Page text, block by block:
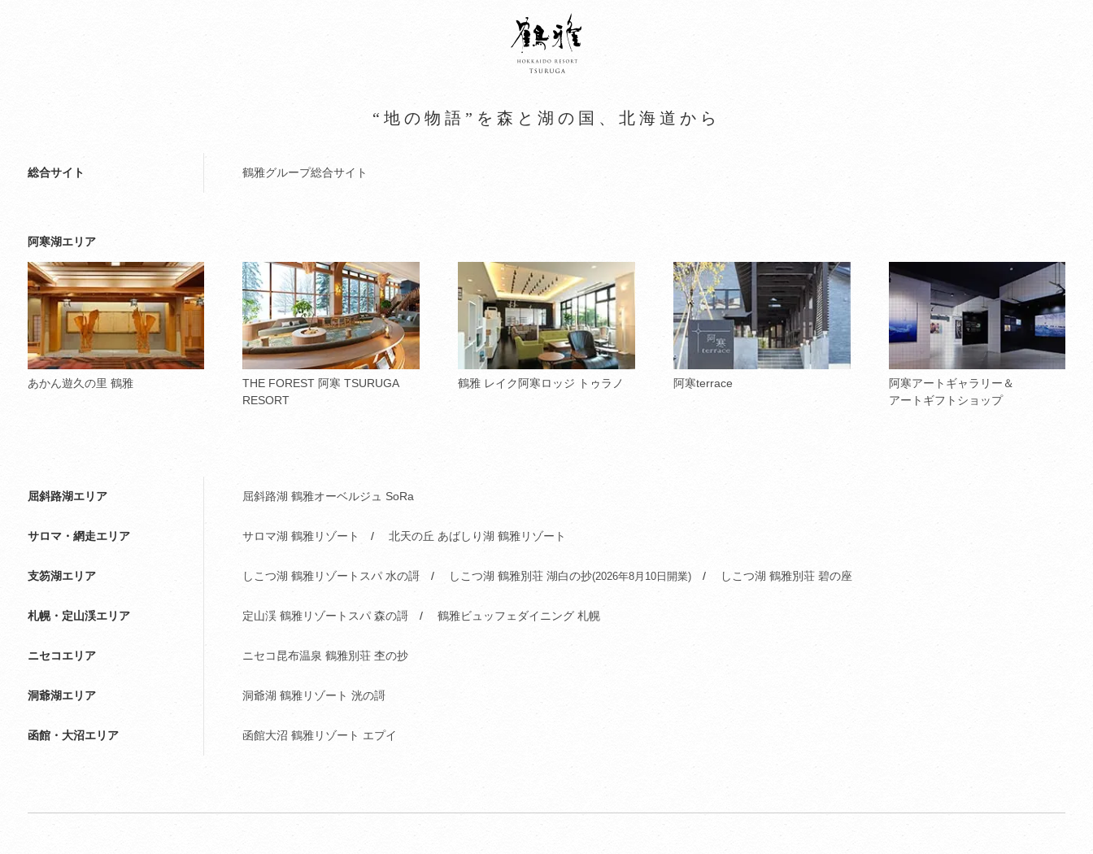
“地の物語”を森と湖の国、北海道から
総合サイト 鶴雅グループ総合サイト
阿寒湖エリア
あかん遊久の里 鶴雅
THE FOREST 阿寒 TSURUGA
RESORT
鶴雅 レイク阿寒ロッジ トゥラノ 阿寒terrace
阿寒アートギャラリー＆
アートギフトショップ
屈斜路湖エリア 屈斜路湖 鶴雅オーベルジュ SoRa
サロマ・網走エリア サロマ湖 鶴雅リゾート 北天の丘 あばしり湖 鶴雅リゾート
支笏湖エリア しこつ湖 鶴雅リゾートスパ 水の謌 しこつ湖 鶴雅別荘 湖白の抄(2026年8月10日開業) しこつ湖 鶴雅別荘 碧の座
札幌・定山渓エリア 定山渓 鶴雅リゾートスパ 森の謌 鶴雅ビュッフェダイニング 札幌
ニセコエリア ニセコ昆布温泉 鶴雅別荘 杢の抄
洞爺湖エリア 洞爺湖 鶴雅リゾート 洸の謌
函館・大沼エリア 函館大沼 鶴雅リゾート エプイ